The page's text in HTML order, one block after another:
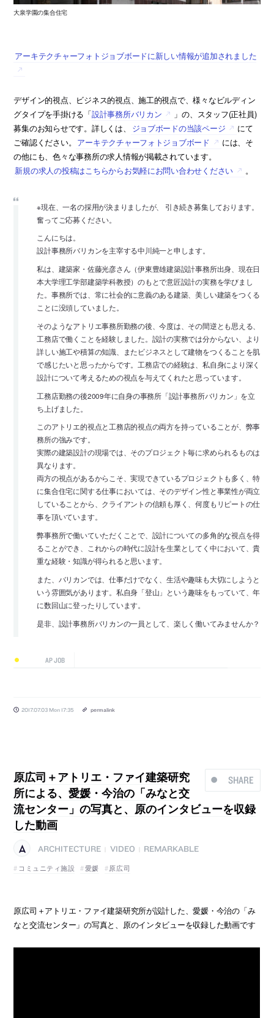
大泉学園の集合住宅
アーキテクチャーフォトジョブボードに新しい情報が追加されました
デザイン的視点、ビジネス的視点、施工的視点で、様々なビルディン
グタイプを手掛ける「設計事務所バリカン
」の、スタッフ(正社員)
募集のお知らせです。詳しくは、
ジョブボードの当該ページ
にて
ご確認ください。 アーキテクチャーフォトジョブボード
には、そ
の他にも、色々な事務所の求人情報が掲載されています。
新規の求人の投稿はこちらからお気軽にお問い合わせください
。
※現在、一名の採用が決まりましたが、 引き続き募集しております。
奮ってご応募ください。
こんにちは。
設計事務所バリカンを主宰する中川純一と申します。
私は、建築家・佐藤光彦さん（伊東豊雄建築設計事務所出身、現在日
本大学理工学部建築学科教授）のもとで意匠設計の実務を学びまし
た。事務所では、常に社会的に意義のある建築、美しい建築をつくる
ことに没頭していました。
そのようなアトリエ事務所勤務の後、今度は、その間逆とも思える、
工務店で働くことを経験しました。設計の実務では分からない、より
詳しい施工や積算の知識、またビジネスとして建物をつくることを肌
で感じたいと思ったからです。工務店での経験は、私自身により深く
設計について考えるための視点を与えてくれたと思っています。
工務店勤務の後2009年に自身の事務所「設計事務所バリカン」を立
ち上げました。
このアトリエ的視点と工務店的視点の両方を持っていることが、弊事
務所の強みです。
実際の建築設計の現場では、そのプロジェクト毎に求められるものは
異なります。
両方の視点があるからこそ、実現できているプロジェクトも多く、特
に集合住宅に関する仕事においては、そのデザイン性と事業性が両立
していることから、クライアントの信頼も厚く、何度もリピートの仕
事を頂いています。
弊事務所で働いていただくことで、設計についての多角的な視点を得
ることができ、これからの時代に設計を生業としてく中において、貴
重な経験・知識が得られると思います。
また、バリカンでは、仕事だけでなく、生活や趣味も大切にしようと
いう雰囲気があります。私自身「登山」という趣味をもっていて、年
に数回山に登ったりしています。
是非、設計事務所バリカンの一員として、楽しく働いてみませんか？
AP JOB
2017.07.03 Mon 17:35 permalink
SHARE
原広司＋アトリエ・ファイ建築研究
所による、愛媛・今治の「みなと交
流センター」の写真と、原のインタビューを収録
した動画
ARCHITECTURE VIDEO
REMARKABLE
コミュニティ施設
愛媛 原広司
原広司＋アトリエ・ファイ建築研究所が設計した、愛媛・今治の「み
なと交流センター」の写真と、原のインタビューを収録した動画です